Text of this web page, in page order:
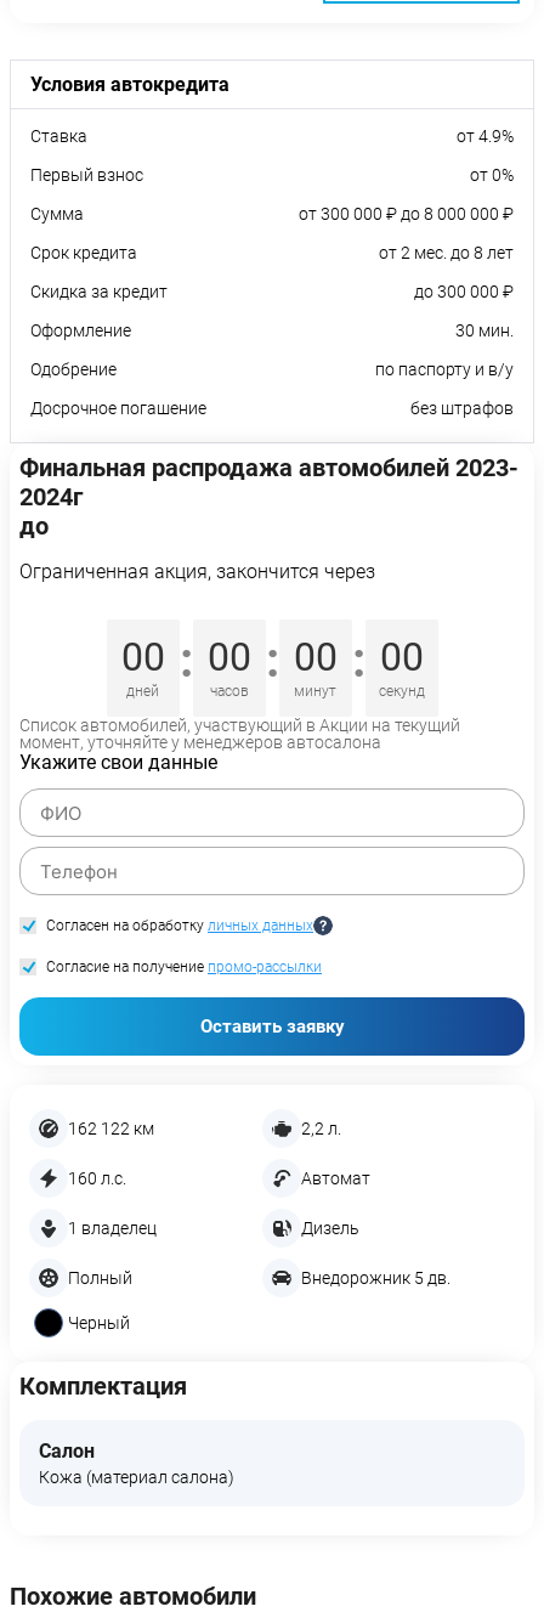
162 122 км 2,2 л.
160 л.с. Автомат
1 владелец Дизель
Полный Внедорожник 5 дв.
Черный
Комплектация
Салон
Кожа (материал салона)
Условия автокредита
Ставка
от 4.9%
Первый взнос
от 0%
Сумма
от 300 000 ₽ до 8 000 000 ₽
Срок кредита
от 2 мес. до 8 лет
Скидка за кредит
до 300 000 ₽
Оформление
30 мин.
Одобрение
по паспорту и в/у
Досрочное погашение
без штрафов
Финальная распродажа автомобилей 2023-
2024г
до
Ограниченная акция, закончится через
00
дней
: 00
часов
: 00
минут
: 00
секунд
Список автомобилей, участвующий в Акции на текущий
момент, уточняйте у менеджеров автосалона
Укажите свои данные
Согласен на обработку личных данных
Согласие на получение промо-рассылки
Оставить заявку
Похожие автомобили